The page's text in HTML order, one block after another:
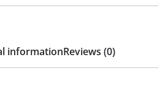
informationReviews (0)